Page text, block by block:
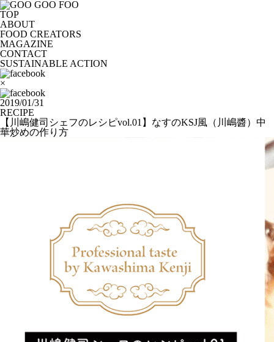
TOP
ABOUT
FOOD CREATORS
MAGAZINE
CONTACT
SUSTAINABLE ACTION
×
2019/01/31
RECIPE
【川嶋健司シェフのレシピvol.01】なすのKSJ風（川嶋醬）中
華炒めの作り方